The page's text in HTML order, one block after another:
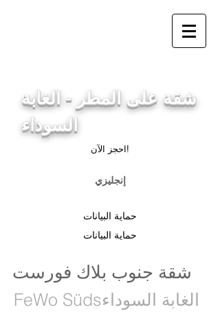
احجز الآن!
شقة على المطر - الغابة
السوداء
إنجليزي
حماية البيانات
حماية البيانات
شقة جنوب بلاك فورست
FeWo Südsالغابة السوداء